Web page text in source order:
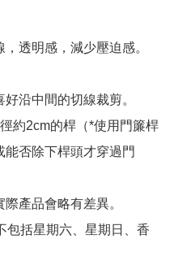
透明感，減少壓迫感。
沿中間的切線裁剪。
約2cm的桿（*使用門簾桿
否除下桿頭才穿過門
產品會略有差異。
包括星期六、星期日、香